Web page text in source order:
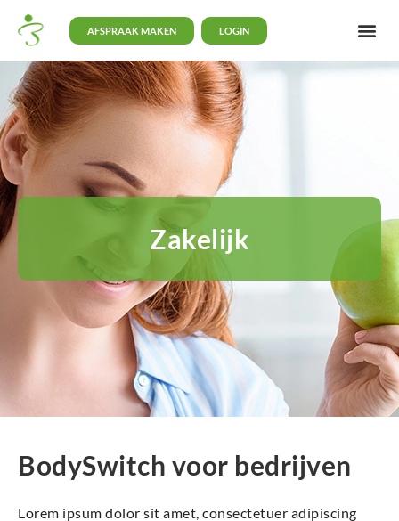
AFSPRAAK MAKEN LOGIN
Zakelijk
BodySwitch voor bedrijven
Lorem ipsum dolor sit amet, consectetuer adipiscing